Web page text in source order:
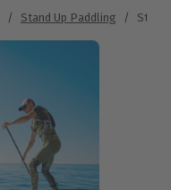
/ Stand Up Paddling / Stand